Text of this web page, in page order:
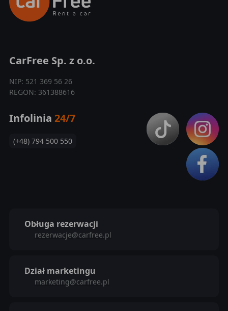
CarFree Sp. z o.o.
NIP: 521 369 56 26
REGON: 361388616
Infolinia 24/7
(+48) 794 500 550
Obługa rezerwacji
rezerwacje@carfree.pl
Dział marketingu
marketing@carfree.pl